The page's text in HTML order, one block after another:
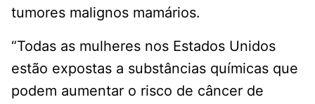
tumores malignos mamários.
“Todas as mulheres nos Estados Unidos
estão expostas a substâncias químicas que
podem aumentar o risco de câncer de